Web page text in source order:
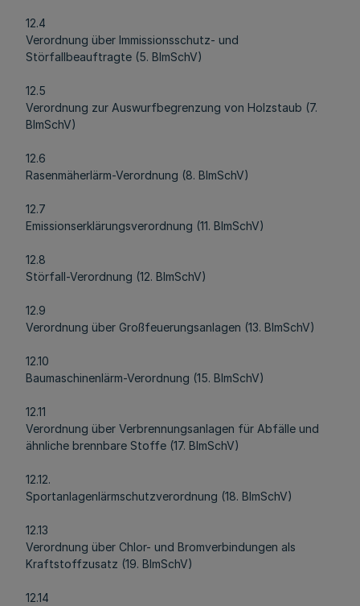
12.4
Verordnung über Immissionsschutz- und
Störfallbeauftragte (5. BImSchV)
12.5
Verordnung zur Auswurfbegrenzung von Holzstaub (7.
BImSchV)
12.6
Rasenmäherlärm-Verordnung (8. BImSchV)
12.7
Emissionserklärungsverordnung (11. BImSchV)
12.8
Störfall-Verordnung (12. BImSchV)
12.9
Verordnung über Großfeuerungsanlagen (13. BImSchV)
12.10
Baumaschinenlärm-Verordnung (15. BImSchV)
12.11
Verordnung über Verbrennungsanlagen für Abfälle und
ähnliche brennbare Stoffe (17. BImSchV)
12.12.
Sportanlagenlärmschutzverordnung (18. BImSchV)
12.13
Verordnung über Chlor- und Bromverbindungen als
Kraftstoffzusatz (19. BImSchV)
12.14